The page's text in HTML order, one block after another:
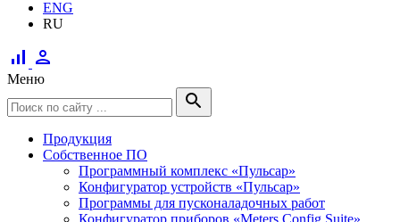
ENG
RU
signal_cellular_alt person
Меню
search
Продукция
Собственное ПО
Программный комплекс «Пульсар»
Конфигуратор устройств «Пульсар»
Программы для пусконаладочных работ
Конфигуратор приборов «Meters Config Suite»